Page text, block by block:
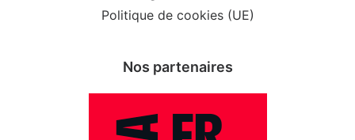
Politique de cookies (UE)
Nos partenaires